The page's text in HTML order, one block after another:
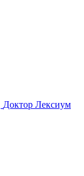
Доктор Лексиум